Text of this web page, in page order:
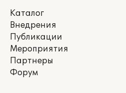
Каталог
Внедрения
Публикации
Мероприятия
Партнеры
Форум